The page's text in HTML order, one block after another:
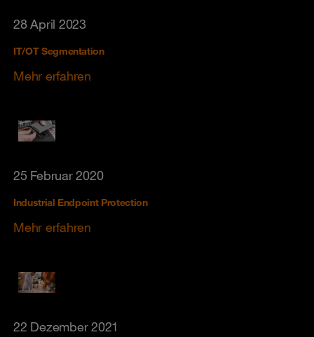
28 April 2023
IT/OT Segmentation
Mehr erfahren
25 Februar 2020
Industrial Endpoint Protection
Mehr erfahren
22 Dezember 2021